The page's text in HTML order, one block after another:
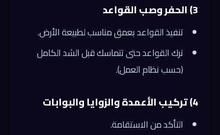
3) الحفر وصب القواعد
تنفيذ القواعد بعمق مناسب لطبيعة الأرض.
ترك القواعد حتى تتماسك قبل الشد الكامل
(حسب نظام العمل).
4) تركيب الأعمدة والزوايا والبوابات
التأكد من الاستقامة.